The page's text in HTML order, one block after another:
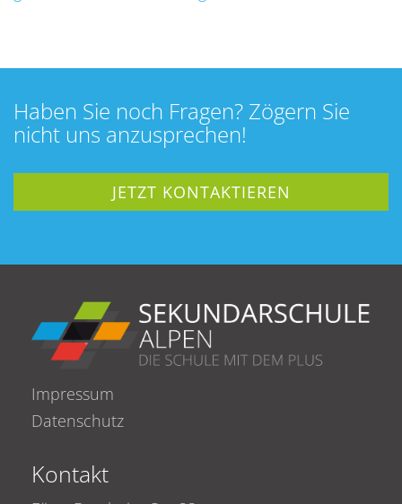
Haben Sie noch Fragen? Zögern Sie
nicht uns anzusprechen!
JETZT KONTAKTIEREN
Impressum
Datenschutz
Kontakt